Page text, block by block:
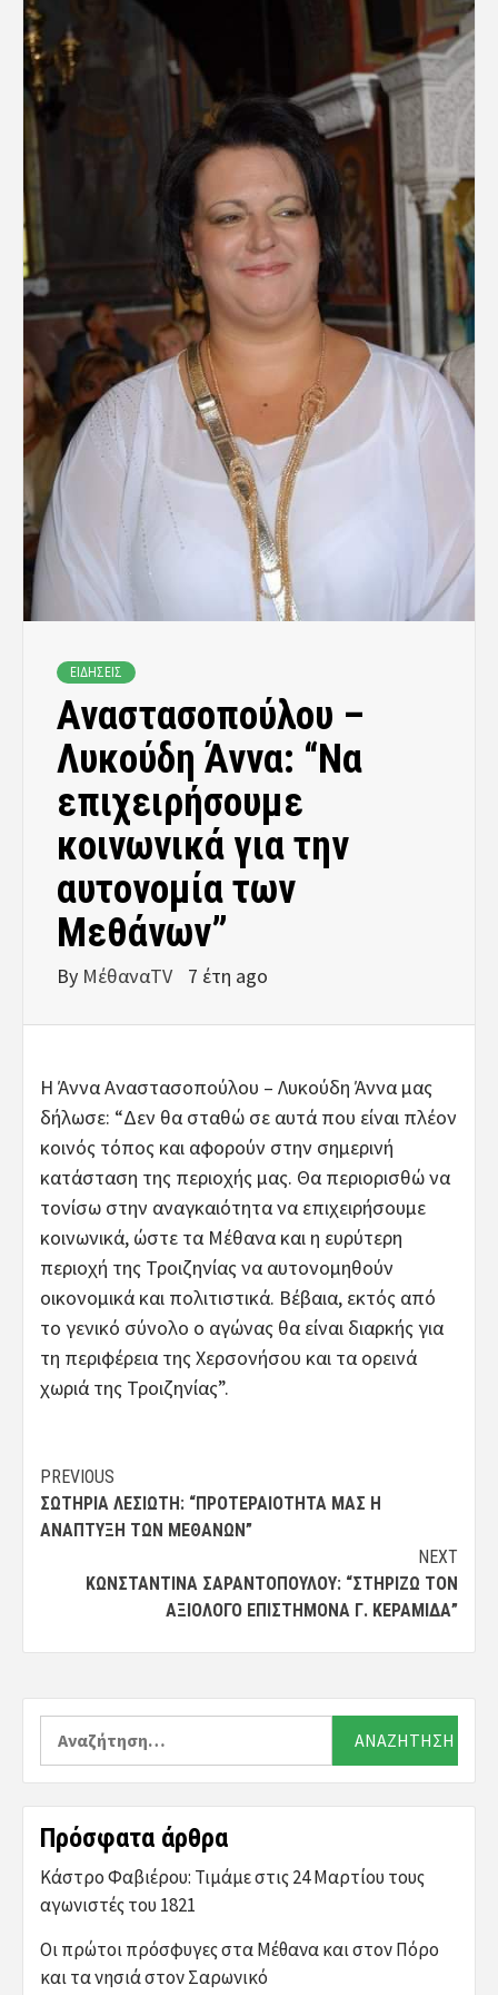
ΕΙΔΗΣΕΙΣ
Αναστασοπούλου –
Λυκούδη Άννα: “Να
επιχειρήσουμε
κοινωνικά για την
αυτονομία των
Μεθάνων”
By ΜέθαναTV 7 έτη ago
Η Άννα Αναστασοπούλου – Λυκούδη Άννα μας
δήλωσε: “Δεν θα σταθώ σε αυτά που είναι πλέον
κοινός τόπος και αφορούν στην σημερινή
κατάσταση της περιοχής μας. Θα περιορισθώ να
τονίσω στην αναγκαιότητα να επιχειρήσουμε
κοινωνικά, ώστε τα Μέθανα και η ευρύτερη
περιοχή της Τροιζηνίας να αυτονομηθούν
οικονομικά και πολιτιστικά. Βέβαια, εκτός από
το γενικό σύνολο ο αγώνας θα είναι διαρκής για
τη περιφέρεια της Χερσονήσου και τα ορεινά
χωριά της Τροιζηνίας”.
Post
navigation
PREVIOUS
ΣΩΤΗΡΊΑ ΛΕΣΙΏΤΗ: “ΠΡΟΤΕΡΑΙΌΤΗΤΑ ΜΑΣ Η
ΑΝΆΠΤΥΞΗ ΤΩΝ ΜΕΘΆΝΩΝ”
NEXT
ΚΩΝΣΤΑΝΤΊΝΑ ΣΑΡΑΝΤΟΠΟΎΛΟΥ: “ΣΤΗΡΊΖΩ ΤΟΝ
ΑΞΙΌΛΟΓΟ ΕΠΙΣΤΉΜΟΝΑ Γ. ΚΕΡΑΜΊΔΑ”
Αναζήτηση
για:
Πρόσφατα άρθρα
Κάστρο Φαβιέρου: Τιμάμε στις 24 Μαρτίου τους
αγωνιστές του 1821
Οι πρώτοι πρόσφυγες στα Μέθανα και στον Πόρο
και τα νησιά στον Σαρωνικό